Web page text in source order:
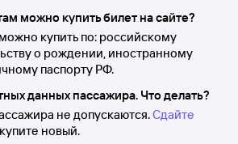
можно купить билет на сайте?
купить по: российскому
о рождении, иностранному
паспорту РФ.
данных пассажира. Что делать?
не допускаются.Сдайте
новый.